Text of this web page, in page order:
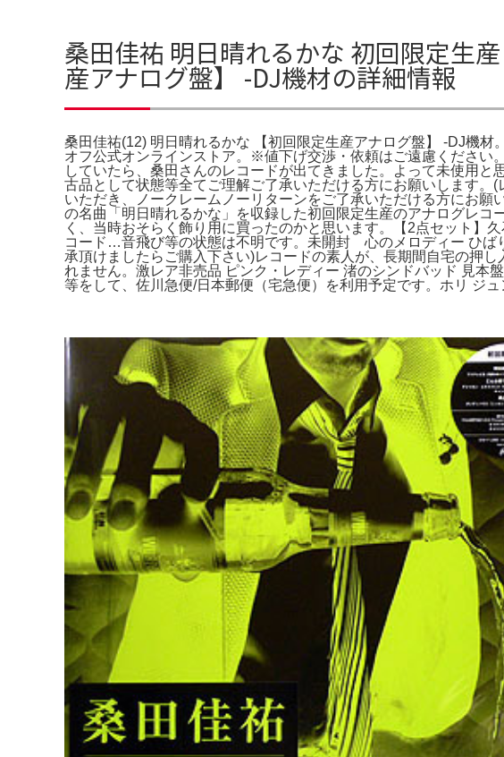
桑田佳祐 明日晴れるかな 初回限定生
産アナログ盤】 -DJ機材の詳細情報
桑田佳祐(12) 明日晴れるかな 【初回限定生産アナログ盤】 -DJ機
オフ公式オンラインストア。※値下げ交渉・依頼はご遠慮ください
していたら、桑田さんのレコードが出てきました。よって未使用
古品として状態等全てご理解ご了承いただける方にお願いします
いただき、ノークレームノーリターンをご了承いただける方にお
の名曲「明日晴れるかな」を収録した初回限定生産のアナログレ
く、当時おそらく飾り用に買ったのかと思います。【2点セット
コード…音飛び等の状態は不明です。未開封 心のメロディー ひ
承頂けましたらご購入下さい)レコードの素人が、長期間自宅の押
れません。激レア非売品 ピンク・レディー 渚のシンドバッド 見本
等をして、佐川急便/日本郵便（宅急便）を利用予定です。ホリ ジ